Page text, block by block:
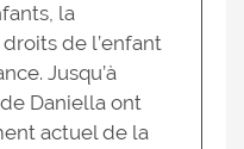
la
de l’enfant
Jusqu’à
Daniella ont
actuel de la